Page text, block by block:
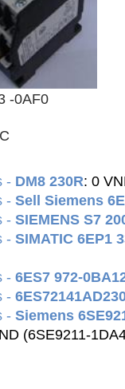
-0AF0
- DM8 230R: 0
- Sell Siemens
- SIEMENS S7
- SIMATIC 6EP1
- 6ES7 972-
-
- Siemens
(6SE9211-